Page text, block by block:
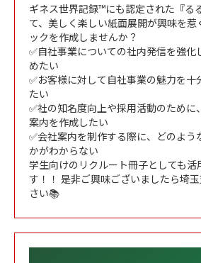
ギネス世界記録™にも認定された『る
て、美しく楽しい紙面展開が興味を
ックを作成しませんか？
✅自社事業についての社内発信を強化
めたい
✅お客様に対して自社事業の魅力を十
たい
✅社の知名度向上や採用活動のために
案内を作成したい
✅会社案内を制作する際に、どのよう
かがわからない
学生向けのリクルート冊子としても活
す！！ 是非ご興味ございましたら埼
さい📚